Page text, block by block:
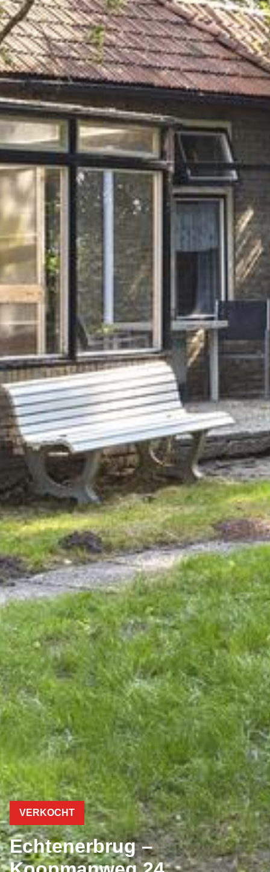
VERKOCHT
Echtenerbrug –